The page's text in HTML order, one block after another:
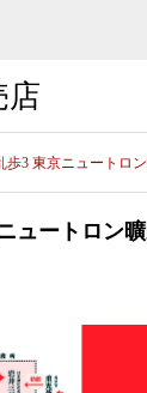
店
歩3 東京ニュートロ
ュートロン